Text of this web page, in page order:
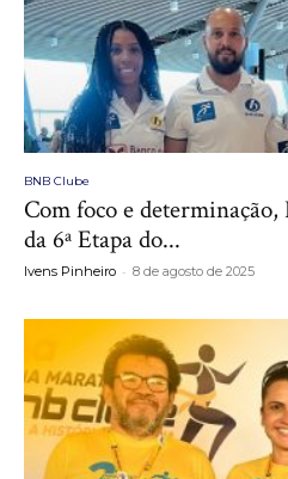
BNB Clube
Com foco e
da 6ª Etapa do...
Ivens Pinheiro - 8 de agosto de 2025